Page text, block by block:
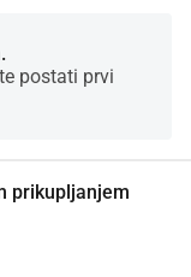
postati prvi
prikupljanjem